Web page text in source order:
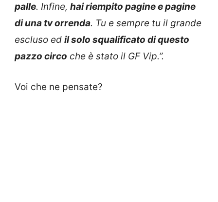
palle. Infine, hai riempito pagine e pagine
di una tv orrenda. Tu e sempre tu il grande
escluso ed il solo squalificato di questo
pazzo circo che è stato il GF Vip.”.
Voi che ne pensate?